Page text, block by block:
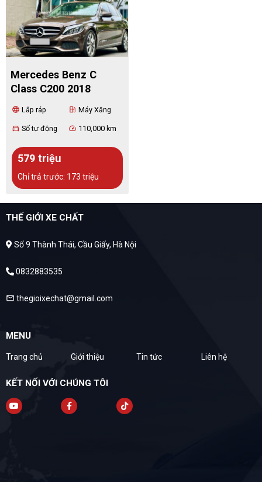
Mercedes Benz C
Class C200 2018
language Lắp ráp local_gas_station Máy Xăng
directions_car Số tự động speed 110,000 km
579 triệu
Chỉ trả trước: 173 triệu
THẾ GIỚI XE CHẤT
Số 9 Thành Thái, Cầu Giấy, Hà Nội
0832883535
mail thegioixechat@gmail.com
MENU
Trang chủ Giới thiệu Tin tức Liên hệ
KẾT NỐI VỚI CHÚNG TÔI